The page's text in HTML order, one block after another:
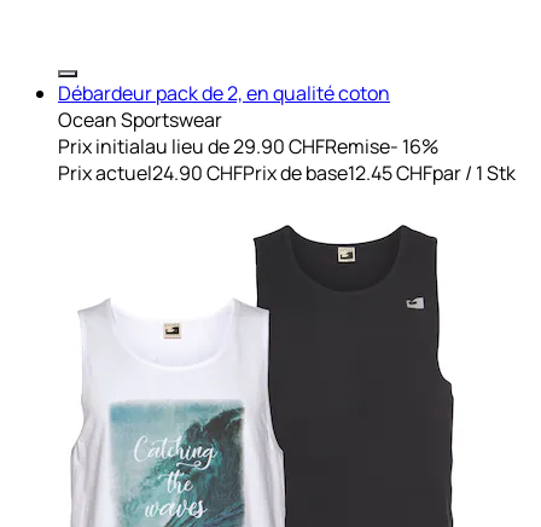
Débardeur pack de 2, en qualité coton
Ocean Sportswear
Prix initialau lieu de 29.90 CHFRemise- 16%
Prix actuel24.90 CHFPrix de base12.45 CHFpar/ 1 Stk